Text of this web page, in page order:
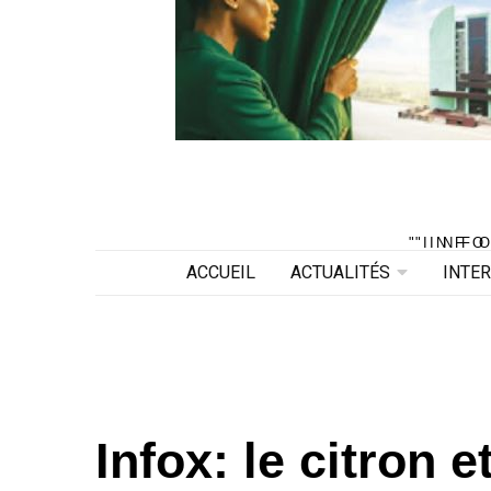
ACCUEIL ACTUALITÉS
Infox: le citron